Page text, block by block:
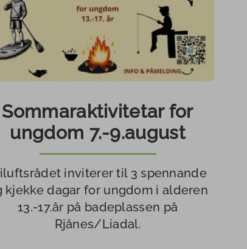
Robåt/færing for
utlån
Vêr, flo og fjøre
Sommaraktivitetar for
ungdom 7.-9.august
inviterer til 3 spennande
kjekke dagar for ungdom i alderen
13.-17.år på badeplassen på
Rjånes/Liadal.